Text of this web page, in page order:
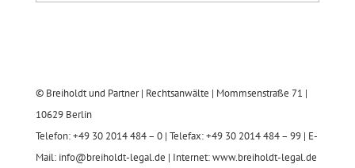
© Breiholdt und Partner | Rechtsanwälte | Mommsenstraße 71 |
10629 Berlin
Telefon: +49 30 2014 484 – 0 | Telefax: +49 30 2014 484 – 99 | E-
Mail: info@breiholdt-legal.de | Internet: www.breiholdt-legal.de